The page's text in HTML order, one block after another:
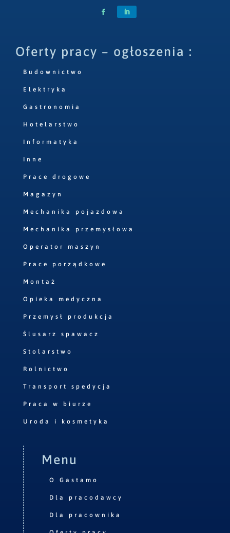
Oferty pracy – ogłoszenia :
Budownictwo
Elektryka
Gastronomia
Hotelarstwo
Informatyka
Inne
Prace drogowe
Magazyn
Mechanika pojazdowa
Mechanika przemysłowa
Operator maszyn
Prace porządkowe
Montaż
Opieka medyczna
Przemysł produkcja
Ślusarz spawacz
Stolarstwo
Rolnictwo
Transport spedycja
Praca w biurze
Uroda i kosmetyka
Menu
O Gastamo
Dla pracodawcy
Dla pracownika